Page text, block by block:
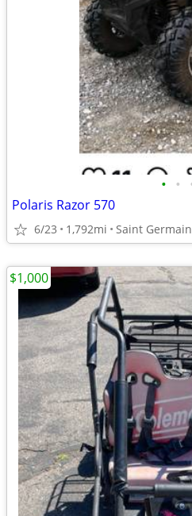
• •
Polaris Razor 570
6/23 1,792mi Saint Germain
$1,000